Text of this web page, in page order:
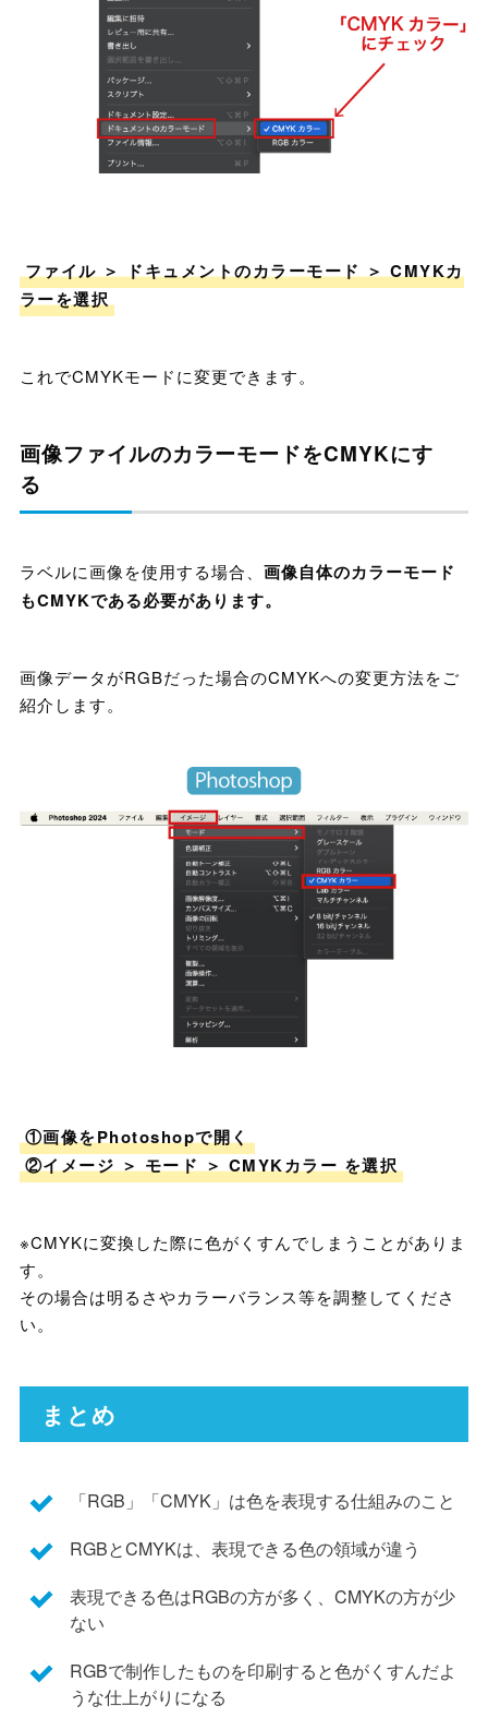
ファイル ＞ ドキュメントのカラーモード ＞ CMYKカ
ラーを選択
これでCMYKモードに変更できます。
画像ファイルのカラーモードをCMYKにす
る
ラベルに画像を使用する場合、 画像自体のカラーモード
もCMYKである必要があります。
画像データがRGBだった場合のCMYKへの変更方法をご
紹介します。
①画像をPhotoshopで開く
②イメージ ＞ モード ＞ CMYKカラー を選択
※CMYKに変換した際に色がくすんでしまうことがありま
す。
その場合は明るさやカラーバランス等を調整してくださ
い。
まとめ
「RGB」「CMYK」は色を表現する仕組みのこと
RGBとCMYKは、表現できる色の領域が違う
表現できる色はRGBの方が多く、CMYKの方が少
ない
RGBで制作したものを印刷すると色がくすんだよ
うな仕上がりになる